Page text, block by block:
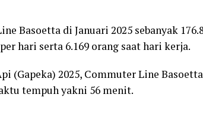
Basoetta di Januari 2025 sebanyak
hari serta 6.169 orang saat hari kerja.
(Gapeka) 2025, Commuter Line
tempuh yakni 56 menit.